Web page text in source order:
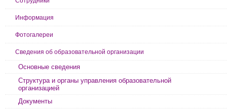
Информация
Фотогалереи
Сведения об образовательной организации
Основные сведения
Структура и органы управления образовательной
организацией
Документы